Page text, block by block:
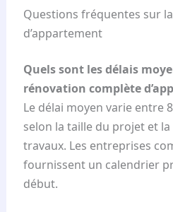
i
m
t
i
o
n
d
e
b
Questions fréquentes sur
d’appartement
Quels sont les délais
rénovation complète
Le délai moyen varie entre
selon la taille du projet et
travaux. Les entreprises
fournissent un calendrier
début.